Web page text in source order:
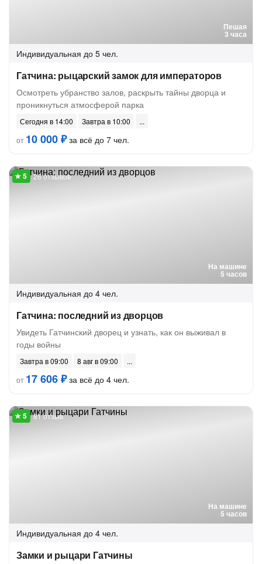
Пешая
3 часа
Индивидуальная до 5 чел.
Гатчина: рыцарский замок для императоров
Осмотреть убранство залов, раскрыть тайны дворца и
проникнуться атмосферой парка
Сегодня в 14:00
Завтра в 10:00
от 10 000 ₽за всё до 7 чел.
На машине
5 часов
26 отзывов
Индивидуальная до 4 чел.
Гатчина: последний из дворцов
Увидеть Гатчинский дворец и узнать, как он выживал в
годы войны
Завтра в 09:00
8 авг в 09:00
от 17 606 ₽за всё до 4 чел.
На машине
5 часов
81 отзыв
Индивидуальная до 4 чел.
Замки и рыцари Гатчины